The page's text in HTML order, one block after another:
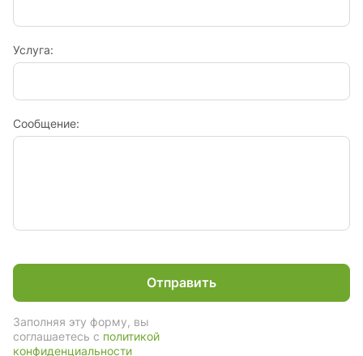
Услуга:
Сообщение:
Отправить
Заполняя эту форму, вы
соглашаетесь с политикой
конфиденциальности